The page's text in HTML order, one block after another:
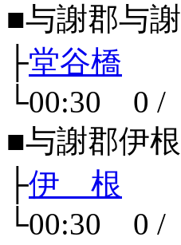
■与謝郡与
├堂谷橋
└00:30 0
■与謝郡伊
├伊 根
└00:30 0